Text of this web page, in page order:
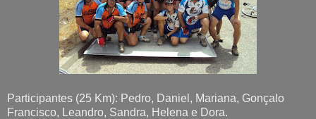
Participantes (25 Km): Pedro, Daniel, Mariana, Gonçalo
Francisco, Leandro, Sandra, Helena e Dora.